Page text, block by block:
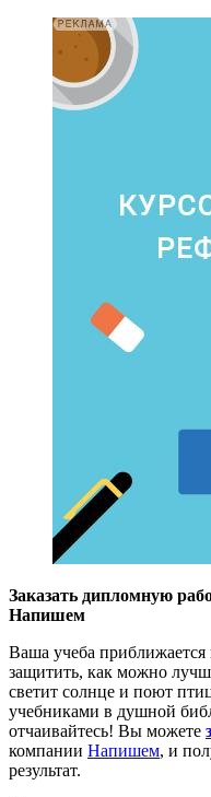
Заказать дипломную
Напишем
Ваша учеба приближается
защитить, как можно
светит солнце и поют
учебниками в душной
отчаивайтесь! Вы можете
компании Напишем, и
результат.